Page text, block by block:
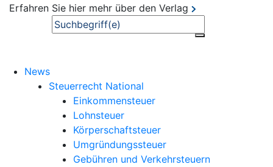
Erfahren Sie hier mehr über den Verlag
Suche
News
Steuerrecht National
Einkommensteuer
Lohnsteuer
Körperschaftsteuer
Umgründungssteuer
Gebühren und Verkehrsteuern